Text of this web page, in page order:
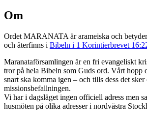
Om
Ordet MARANATA är arameiska och
och återfinns i Bibeln i 1 Korintierbrevet
Maranataförsamlingen är en fri evangeliskt
tror på hela Bibeln som Guds ord. Vårt hopp
snart ska komma igen – och tills dess det
missionsbefallningen.
Vi har i dagsläget ingen officiell adress men
husmöten på olika adresser i nordvästra